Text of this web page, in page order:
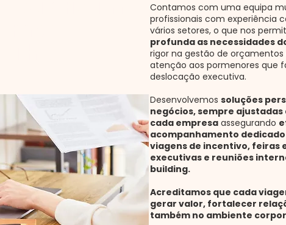
Contamos com uma equipa
profissionais com experiência
vários setores, o que nos
profunda as necessidades
rigor na gestão de
atenção aos pormenores que
deslocação executiva.
Desenvolvemossoluções
negócios, sempre
cada empresa assegurando
acompanhamento dedicado
viagens de incentivo, feiras
executivas e reuniões
building.
​Acreditamos que cada
gerar valor, fortalecer
também no ambiente